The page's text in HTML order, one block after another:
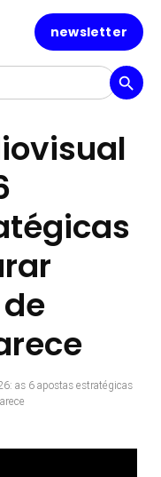
newsletter
search
as 6 apostas estratégicas